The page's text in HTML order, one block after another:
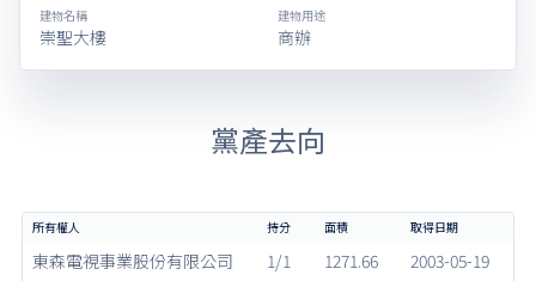
建物名稱
崇聖大樓
建物用途
商辦
黨產去向
東森電視事業股份有限公司 1/1 1271.66 2003-05-19